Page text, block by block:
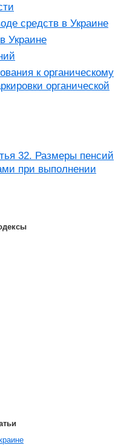
средств в Украине
Украине
к органическому
органической
32. Размеры пенсий
при выполнении